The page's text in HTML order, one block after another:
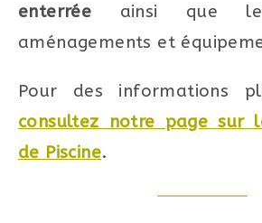
enterrée ainsi que les
aménagements et
Pour des informations
consultez notre page sur
de Piscine.